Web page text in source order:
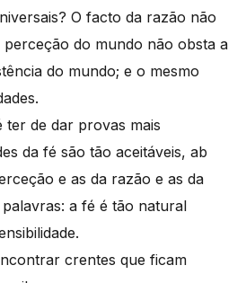
O facto da razão não
do mundo não obsta a
do mundo; e o mesmo
de dar provas mais
da fé são tão aceitáveis, ab
e as da razão e as da
a fé é tão natural
crentes que ficam